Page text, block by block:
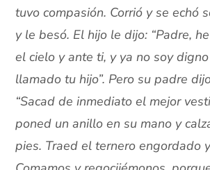
tuvo compasión. Corrió y se echó
y le besó. El hijo le dijo: “Padre,
el cielo y ante ti, y ya no soy
llamado tu hijo”. Pero su padre
“Sacad de inmediato el mejor
poned un anillo en su mano y
pies. Traed el ternero engordado